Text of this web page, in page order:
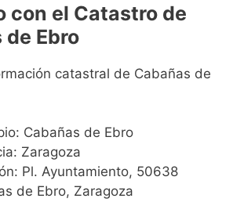
con el Catastro de
de Ebro
catastral de Cabañas de
Cabañas de Ebro
Zaragoza
Pl. Ayuntamiento, 50638
de Ebro, Zaragoza